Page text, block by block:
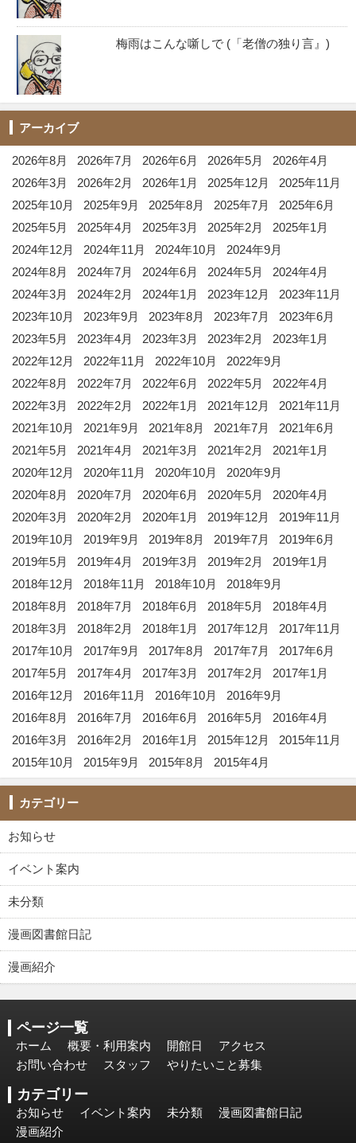
梅雨はこんな噺しで (「老僧の独り言』)
アーカイブ
2026年8月 2026年7月 2026年6月 2026年5月
2026年4月
2026年3月
2026年2月 2026年1月 2025年12月
2025年11月
2025年10月
2025年9月 2025年8月 2025年7月
2025年6月
2025年5月
2025年4月 2025年3月 2025年2月
2025年1月
2024年12月
2024年11月 2024年10月
2024年9月
2024年8月
2024年7月 2024年6月 2024年5月
2024年4月
2024年3月
2024年2月 2024年1月 2023年12月
2023年11月
2023年10月
2023年9月 2023年8月 2023年7月
2023年6月
2023年5月
2023年4月 2023年3月 2023年2月
2023年1月
2022年12月
2022年11月 2022年10月
2022年9月
2022年8月
2022年7月 2022年6月 2022年5月
2022年4月
2022年3月
2022年2月 2022年1月 2021年12月
2021年11月
2021年10月
2021年9月 2021年8月 2021年7月
2021年6月
2021年5月
2021年4月 2021年3月 2021年2月
2021年1月
2020年12月
2020年11月 2020年10月
2020年9月
2020年8月
2020年7月 2020年6月 2020年5月
2020年4月
2020年3月
2020年2月 2020年1月 2019年12月
2019年11月
2019年10月
2019年9月 2019年8月 2019年7月
2019年6月
2019年5月
2019年4月 2019年3月 2019年2月
2019年1月
2018年12月
2018年11月 2018年10月
2018年9月
2018年8月
2018年7月 2018年6月 2018年5月
2018年4月
2018年3月
2018年2月 2018年1月 2017年12月
2017年11月
2017年10月
2017年9月 2017年8月 2017年7月
2017年6月
2017年5月
2017年4月 2017年3月 2017年2月
2017年1月
2016年12月
2016年11月 2016年10月
2016年9月
2016年8月
2016年7月 2016年6月 2016年5月
2016年4月
2016年3月
2016年2月 2016年1月 2015年12月
2015年11月
2015年10月
2015年9月 2015年8月 2015年4月
カテゴリー
お知らせ
イベント案内
未分類
漫画図書館日記
漫画紹介
ページ一覧
ホーム 概要・利用案内 開館日
アクセス
お問い合わせ
スタッフ やりたいこと募集
カテゴリー
お知らせ イベント案内 未分類
漫画図書館日記
漫画紹介